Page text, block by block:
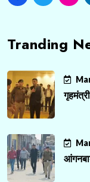
Tranding